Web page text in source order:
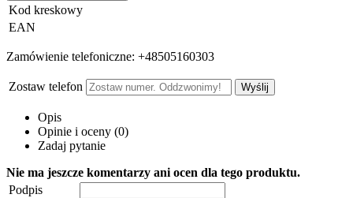
Kod kreskowy
EAN
Zamówienie telefoniczne: +48505160303
Zostaw telefon Wyślij
Opis
Opinie i oceny (0)
Zadaj pytanie
Nie ma jeszcze komentarzy ani ocen dla tego produktu.
Podpis